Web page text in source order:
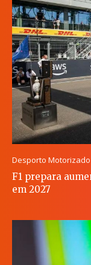
Desporto Motorizado
F1 prepara
em 2027